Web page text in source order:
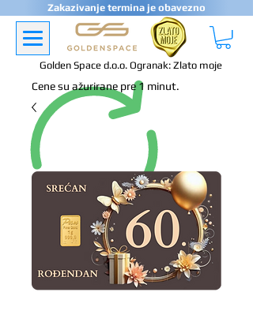
Zakazivanje termina je obavezno
Golden Space d.o.o. Ogranak: Zlato moje
Cene su ažurirane pre 1 minut.